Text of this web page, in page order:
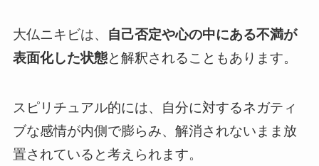
大仏ニキビは、 自己否定や心の中にある不満が
表面化した状態と解釈されることもあります。
スピリチュアル的には、自分に対するネガティ
ブな感情が内側で膨らみ、解消されないまま放
置されていると考えられます。